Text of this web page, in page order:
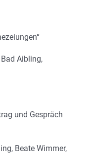
Aibling,
und Gespräch
Beate Wimmer,